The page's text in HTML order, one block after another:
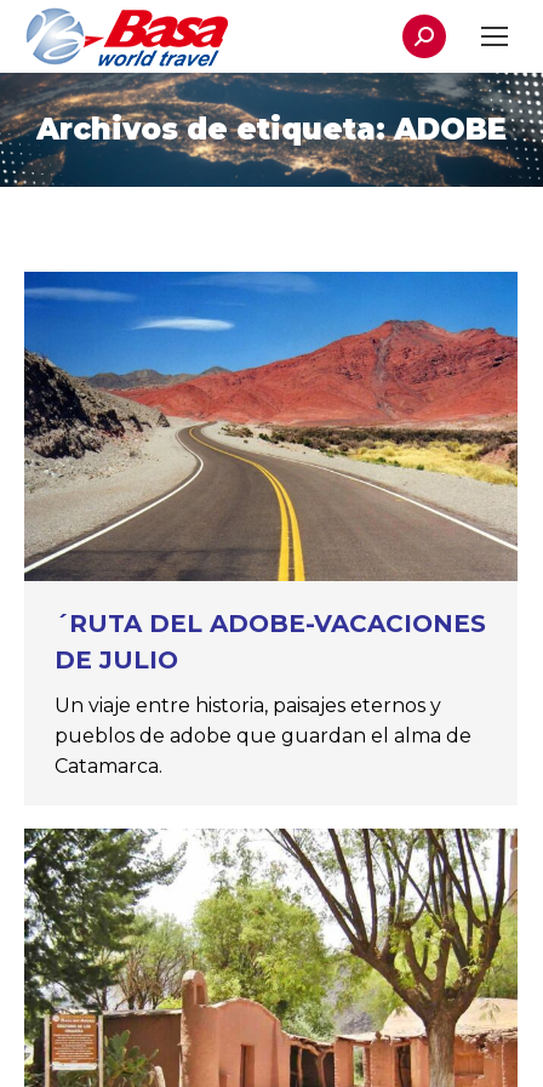
Buscar:
Archivos de etiqueta:ADOBE
´RUTA DEL ADOBE-VACACIONES
DE JULIO
Un viaje entre historia, paisajes eternos y
pueblos de adobe que guardan el alma de
Catamarca.